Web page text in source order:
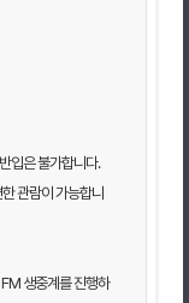
입은 불가합니다.
관람이 가능합니
생중계를 진행하